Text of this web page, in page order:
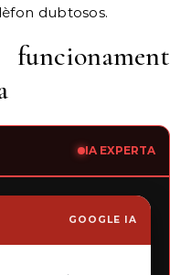
dubtosos.
IA EXPERTA
GOOGLE IA